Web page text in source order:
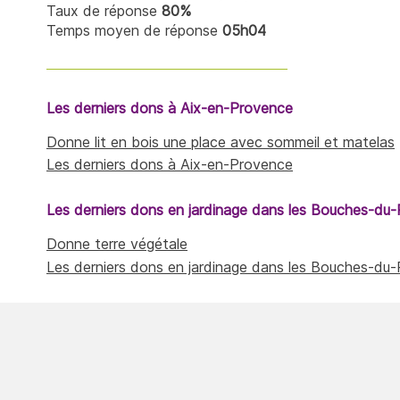
Taux de réponse 80%
Temps moyen de réponse 05h04
Les derniers dons à Aix-en-Provence
Donne lit en bois une place avec sommeil et matelas
Les derniers dons à Aix-en-Provence
Les derniers dons en jardinage dans les Bouches-du-
Donne terre végétale
Les derniers dons en jardinage dans les Bouches-du-